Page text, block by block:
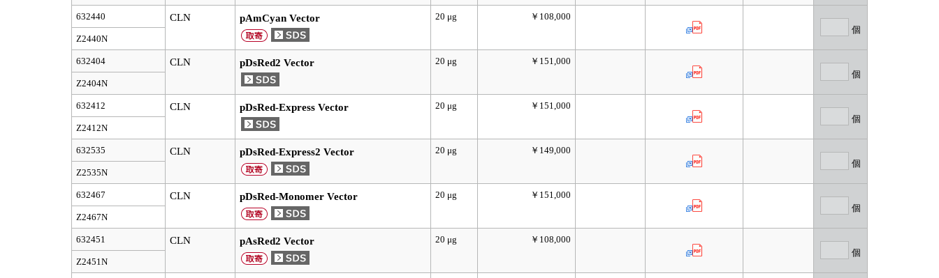
632440 CLN pAmCyan Vector 20 μg
￥108,000
個
Z2440N
632404 CLN pDsRed2 Vector 20 μg
￥151,000
個
Z2404N
632412 CLN pDsRed-Express Vector 20 μg
￥151,000
個
Z2412N
632535 CLN pDsRed-Express2 Vector 20 μg
￥149,000
個
Z2535N
632467 CLN pDsRed-Monomer Vector 20 μg
￥151,000
個
Z2467N
632451 CLN pAsRed2 Vector 20 μg
￥108,000
個
Z2451N